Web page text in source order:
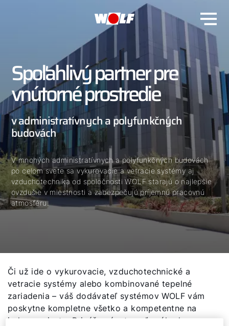
Spoľahlivý partner pre
vnútorné prostredie
v administratívnych a polyfunkčných
budovách
V mnohých administratívnych a polyfunkčných budovách
po celom svete sa vykurovacie a vetracie systémy aj
vzduchotechnika od spoločnosti WOLF starajú o najlepšie
ovzdušie v miestnosti a zabezpečujú príjemnú pracovnú
atmosféru.
Či už ide o vykurovacie, vzduchotechnické a
vetracie systémy alebo kombinované tepelné
zariadenia – váš dodávateľ systémov WOLF vám
poskytne kompletne všetko a kompetentne na
jednom mieste. Prináša vám to veľa výhod: